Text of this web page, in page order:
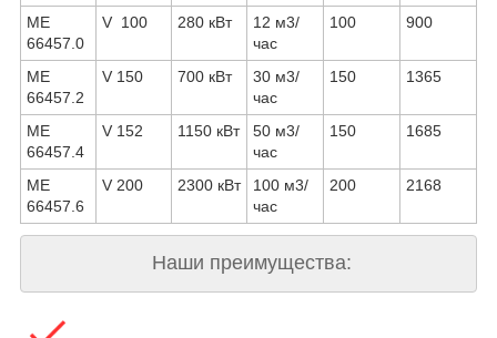
МЕ
66457.0
V 100 280 кВт
12 м3/
час
100 900
МЕ
66457.2
V 150 700 кВт
30 м3/
час
150 1365
МЕ
66457.4
V 152 1150 кВт
50 м3/
час
150 1685
МЕ
66457.6
V 200 2300 кВт
100 м3/
час
200 2168
Наши преимущества: